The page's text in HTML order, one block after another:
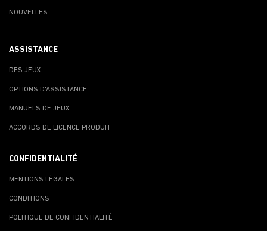
NOUVELLES
ASSISTANCE
DES JEUX
OPTIONS D'ASSISTANCE
MANUELS DE JEUX
ACCORDS DE LICENCE PRODUIT
CONFIDENTIALITÉ
MENTIONS LÉGALES
CONDITIONS
POLITIQUE DE CONFIDENTIALITÉ